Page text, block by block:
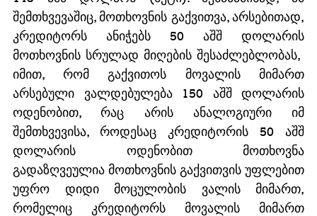
შემთხვევაშიც, მოთხოვნის გაქვითვა, არსებითად,
კრედიტორს ანიჭებს 50 აშშ დოლარის
მოთხოვნის სრულად მიღების შესაძლებლობას,
იმით, რომ გაქვითოს მოვალის მიმართ
არსებული ვალდებულება 150 აშშ დოლარის
ოდენობით, რაც არის ანალოგიური იმ
შემთხვევისა, როდესაც კრედიტორის 50 აშშ
დოლარის ოდენობით მოთხოვნა
გადაზღვეულია მოთხოვნის გაქვითვის უფლებით
უფრო დიდი მოცულობის ვალის მიმართ,
რომელიც კრედიტორს მოვალის მიმართ